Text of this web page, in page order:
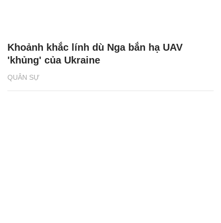
QUÂN SỰ
Khoảnh khắc lính dù Nga bắn hạ UAV
'khủng' của Ukraine